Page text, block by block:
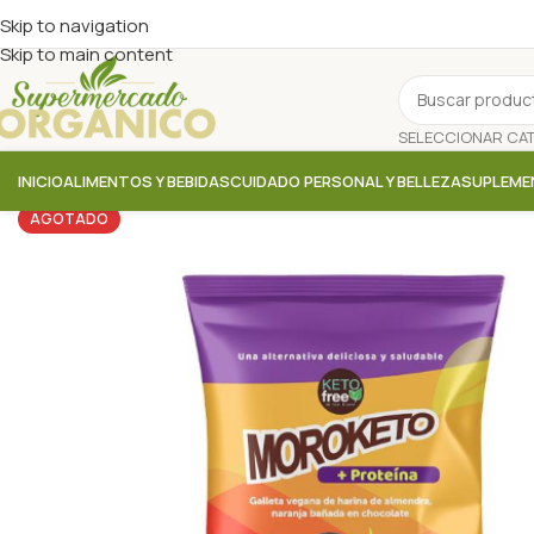
Skip to navigation
Skip to main content
INICIOALIMENTOS Y BEBIDASCUIDADO PERSONAL Y BELLEZA
AGOTADO